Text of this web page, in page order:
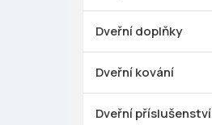
Dveřní doplňky
Dveřní kování
Dveřní příslušenství